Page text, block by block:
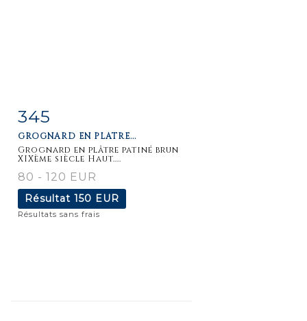
Fiche
345
GROGNARD EN PLÂTRE...
Grognard en plâtre patiné brun
XIXème siècle Haut....
80 - 120 EUR
Résultat 150 EUR
Résultats sans frais